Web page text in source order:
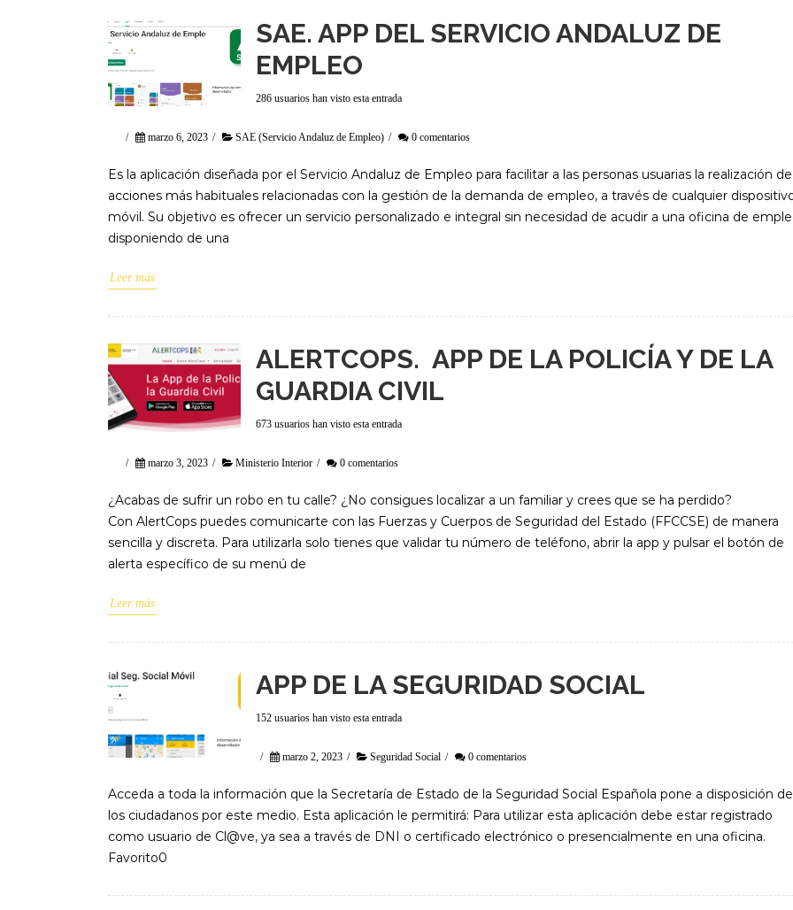
SAE. APP DEL SERVICIO ANDALUZ DE
EMPLEO
286 usuarios han visto esta entrada
/ marzo 6, 2023 / SAE (Servicio Andaluz de Empleo) / 0 comentarios
Es la aplicación diseñada por el Servicio Andaluz de Empleo para facilitar a las personas usuarias la realización
acciones más habituales relacionadas con la gestión de la demanda de empleo, a través de cualquier
móvil. Su objetivo es ofrecer un servicio personalizado e integral sin necesidad de acudir a una oficina de
disponiendo de una
Leer más
ALERTCOPS. APP DE LA POLICÍA Y DE LA
GUARDIA CIVIL
673 usuarios han visto esta entrada
/ marzo 3, 2023 / Ministerio Interior / 0 comentarios
¿Acabas de sufrir un robo en tu calle? ¿No consigues localizar a un familiar y crees que se ha perdido?
Con AlertCops puedes comunicarte con las Fuerzas y Cuerpos de Seguridad del Estado (FFCCSE) de manera
sencilla y discreta. Para utilizarla solo tienes que validar tu número de teléfono, abrir la app y pulsar el botón de
alerta específico de su menú de
Leer más
APP DE LA SEGURIDAD SOCIAL
152 usuarios han visto esta entrada
/ marzo 2, 2023 / Seguridad Social / 0 comentarios
Acceda a toda la información que la Secretaría de Estado de la Seguridad Social Española pone a disposición de
los ciudadanos por este medio. Esta aplicación le permitirá: Para utilizar esta aplicación debe estar registrado
como usuario de Cl@ve, ya sea a través de DNI o certificado electrónico o presencialmente en una oficina.
Favorito0